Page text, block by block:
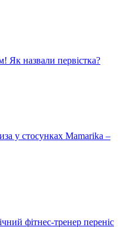
Як назвали первістка?
у стосунках Mamarika –
фітнес-тренер переніс